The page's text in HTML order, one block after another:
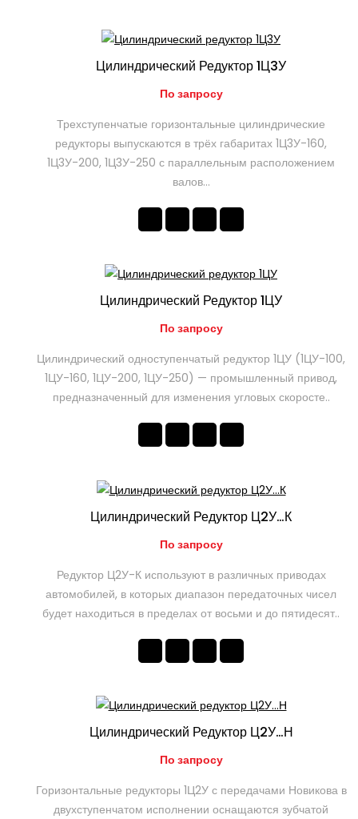
Цилиндрический Редуктор 1Ц3У
По запросу
Трехступенчатые горизонтальные цилиндрические
редукторы выпускаются в трёх габаритах 1Ц3У-160,
1Ц3У-200, 1Ц3У-250 с параллельным расположением
валов...
Цилиндрический Редуктор 1ЦУ
По запросу
Цилиндрический одноступенчатый редуктор 1ЦУ (1ЦУ-100,
1ЦУ-160, 1ЦУ-200, 1ЦУ-250) — промышленный привод,
предназначенный для изменения угловых скоросте..
Цилиндрический Редуктор Ц2У…К
По запросу
Редуктор Ц2У-К используют в различных приводах
автомобилей, в которых диапазон передаточных чисел
будет находиться в пределах от восьми и до пятидесят..
Цилиндрический Редуктор Ц2У…Н
По запросу
Горизонтальные редукторы 1Ц2У с передачами Новикова в
двухступенчатом исполнении оснащаются зубчатой